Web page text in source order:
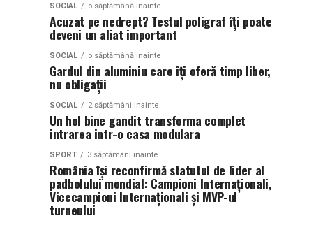
SOCIAL o săptămână inainte
Acuzat pe nedrept? Testul poligraf îţi poate
deveni un aliat important
SOCIAL o săptămână inainte
Gardul din aluminiu care îți oferă timp liber,
nu obligații
SOCIAL 2 săptămâni inainte
Un hol bine gandit transforma complet
intrarea intr-o casa modulara
SPORT 3 săptămâni inainte
România își reconfirmă statutul de lider al
padbolului mondial: Campioni Internaționali,
Vicecampioni Internaționali și MVP-ul
turneului